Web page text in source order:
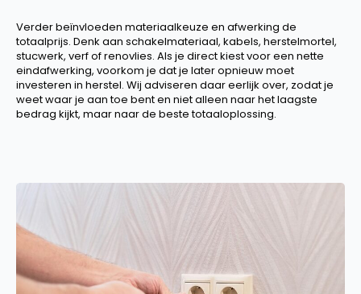
Verder beïnvloeden materiaalkeuze en afwerking de
totaalprijs. Denk aan schakelmateriaal, kabels, herstelmortel,
stucwerk, verf of renovlies. Als je direct kiest voor een nette
eindafwerking, voorkom je dat je later opnieuw moet
investeren in herstel. Wij adviseren daar eerlijk over, zodat je
weet waar je aan toe bent en niet alleen naar het laagste
bedrag kijkt, maar naar de beste totaaloplossing.